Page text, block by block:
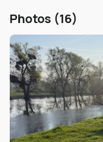
Photos (16)